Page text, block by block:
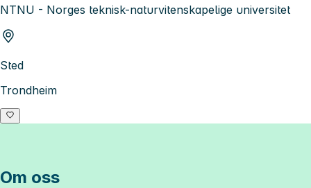
NTNU - Norges teknisk-naturvitenskapelige universitet
Sted
Trondheim
Om oss